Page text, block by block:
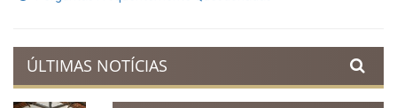
ÚLTIMAS NOTÍCIAS